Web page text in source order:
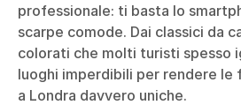
professionale: ti basta lo
scarpe comode. Dai classici da
colorati che molti turisti spesso
luoghi imperdibili per rendere
a Londra davvero uniche.